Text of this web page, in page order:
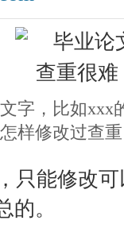
字，比如xxx
样修改过查
只能修改
的。